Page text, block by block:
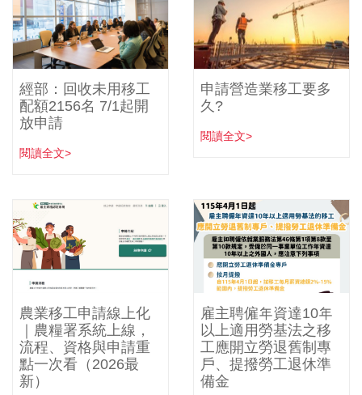
經部：回收未用移工
配額2156名 7/1起開
放申請
閱讀全文>
申請營造業移工要多
久?
閱讀全文>
農業移工申請線上化
｜農糧署系統上線，
流程、資格與申請重
點一次看（2026最
新）
雇主聘僱年資達10年
以上適用勞基法之移
工應開立勞退舊制專
戶、提撥勞工退休準
備金